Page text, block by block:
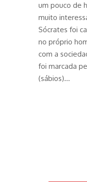
um pouco de
muito
Sócrates foi
no próprio
com a
foi marcada
(sábios)…